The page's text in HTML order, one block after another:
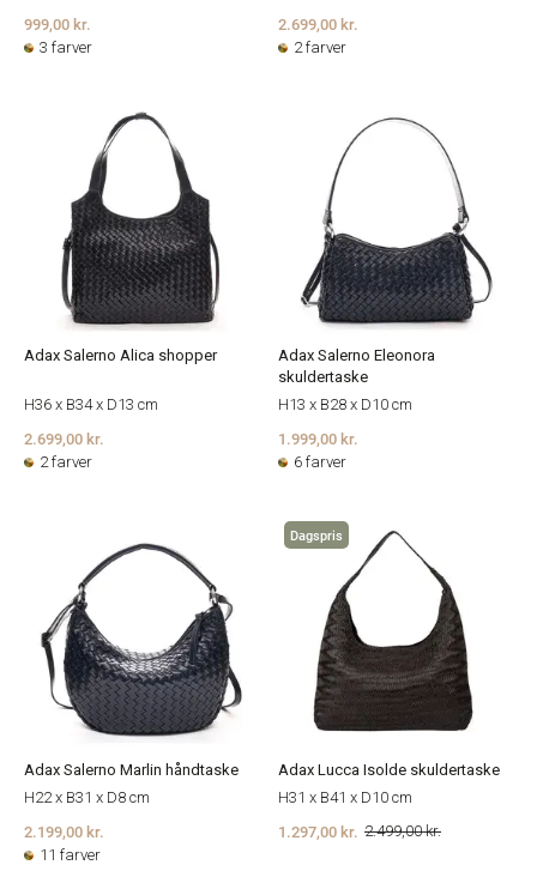
999,00 kr.
3 farver
2.699,00 kr.
2 farver
Adax Salerno Alica shopper
H36 x B34 x D13 cm
2.699,00 kr.
2 farver
Adax Salerno Eleonora
skuldertaske
H13 x B28 x D10 cm
1.999,00 kr.
6 farver
Adax Salerno Marlin håndtaske
H22 x B31 x D8 cm
2.199,00 kr.
11 farver
Dagspris
Adax Lucca Isolde skuldertaske
H31 x B41 x D10 cm
2.499,00 kr.
1.297,00 kr.